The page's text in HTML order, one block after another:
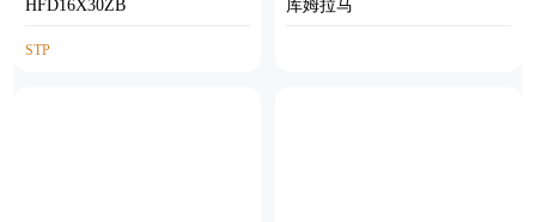
HFD16X30ZB
STP
库姆拉马